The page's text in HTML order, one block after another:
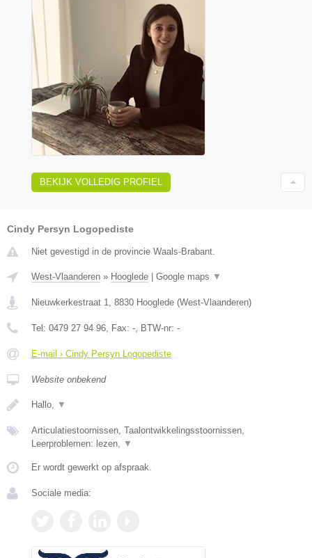
BEKIJK VOLLEDIG PROFIEL
Cindy Persyn Logopediste
Niet gevestigd in de provincie Waals-Brabant.
West-Vlaanderen » Hooglede | Google maps ▼
Nieuwkerkestraat 1 8830 Hooglede (West-Vlaanderen)
Tel: 0479 27 94 96 , Fax: - , BTW-nr: -
E-mail › Cindy Persyn Logopediste
Website onbekend
Hallo, ▼
Articulatiestoornissen, Taalontwikkelingsstoornissen,
Leerproblemen: lezen,
▼
Er wordt gewerkt op afspraak.
Sociale media: